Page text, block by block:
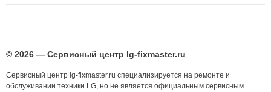
© 2026 — Сервисный центр lg-fixmaster.ru
Сервисный центр lg-fixmaster.ru специализируется на ремонте и
обслуживании техники LG, но не является официальным сервисным